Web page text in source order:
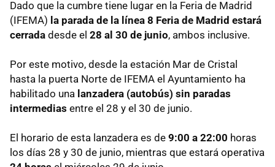
Dado que la cumbre tiene lugar en la Feria de Madrid
(IFEMA) la parada de la línea 8 Feria de Madrid estará
cerrada desde el 28 al 30 de junio, ambos inclusive.
Por este motivo, desde la estación Mar de Cristal
hasta la puerta Norte de IFEMA el Ayuntamiento ha
habilitado una lanzadera (autobús) sin paradas
intermedias entre el 28 y el 30 de junio.
El horario de esta lanzadera es de 9:00 a 22:00 horas
los días 28 y 30 de junio, mientras que estará operativa